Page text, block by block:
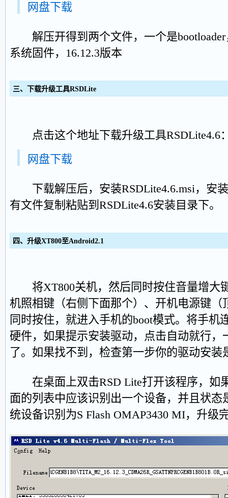
网盘下载
解压开得到两个文件，一个是bootloader
系统固件，16.12.3版本
三、下载升级工具RSDLite
点击这个地址下载升级工具RSDLite4.6
网盘下载
下载解压后，安装RSDLite4.6.msi，安装
有文件复制粘贴到RSDLite4.6安装目录下。
四、升级XT800至Android2.1
将XT800关机，然后同时按住音量增大
机照相键（右侧下面那个）、开机电源键（
同时按住，就进入手机的boot模式。将手机
硬件，如果提示安装驱动，点击自动就行，
了。如果找不到，检查第一步你的驱动安装
在桌面上双击RSD Lite打开该程序，如
面的列表中应该识别出一个设备，并且状态
统设备识别为S Flash OMAP3430 MI，升级